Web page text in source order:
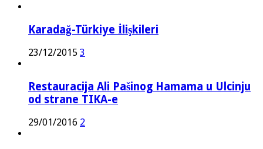
Karadağ-Türkiye İlişkileri
23/12/2015 3
Restauracija Ali Pašinog Hamama u Ulcinju
od strane TIKA-e
29/01/2016 2